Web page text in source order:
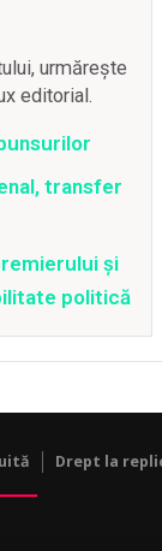
urmărește
editorial.
transfer
și
politică
Drept la